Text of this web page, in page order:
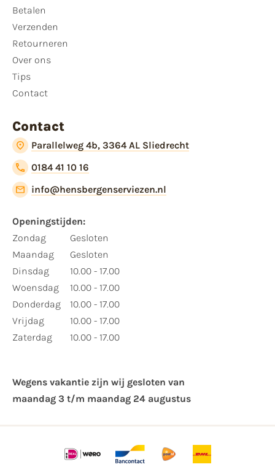
Betalen
Verzenden
Retourneren
Over ons
Tips
Contact
Contact
Parallelweg 4b, 3364 AL Sliedrecht
0184 41 10 16
info@hensbergenserviezen.nl
Openingstijden:
Zondag
Maandag
Dinsdag
Woensdag
Donderdag
Vrijdag
Zaterdag
Gesloten
Gesloten
10.00 - 17.00
10.00 - 17.00
10.00 - 17.00
10.00 - 17.00
10.00 - 17.00
Wegens vakantie zijn wij gesloten van ​
maandag 3 t/m maandag 24 augustus